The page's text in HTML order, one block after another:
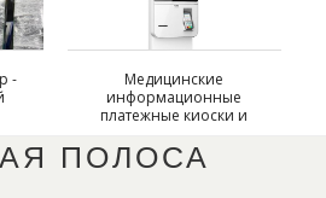
-
Медицинские
информационные
платежные киоски и
ПОЛОСА